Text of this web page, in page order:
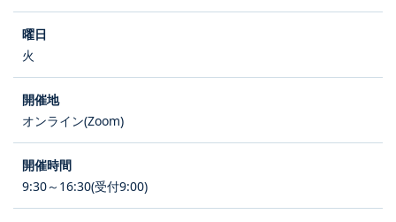
火
オンライン(Zoom)
9:30～16:30(受付9:00)